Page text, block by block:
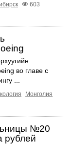
603
во главе с
...
Монголия
№20
рублей